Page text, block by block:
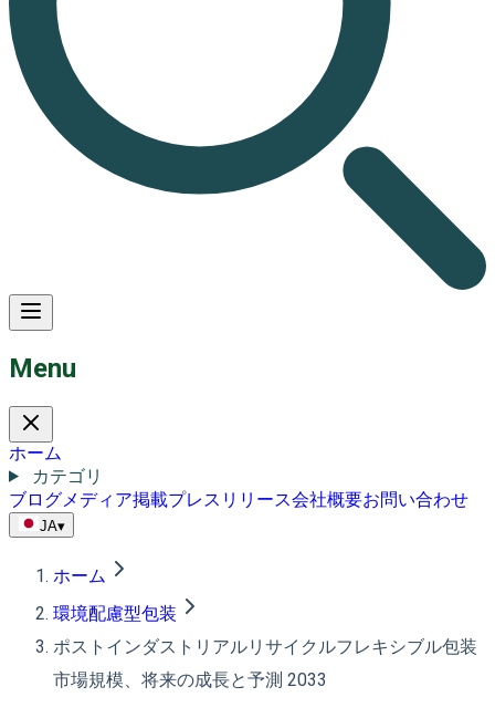
Menu
ホーム
カテゴリ
ブログメディア掲載プレスリリース会社概要お問い合わせ
JA▾
ホーム
環境配慮型包装
ポストインダストリアルリサイクルフレキシブル包装
市場規模、将来の成長と予測 2033